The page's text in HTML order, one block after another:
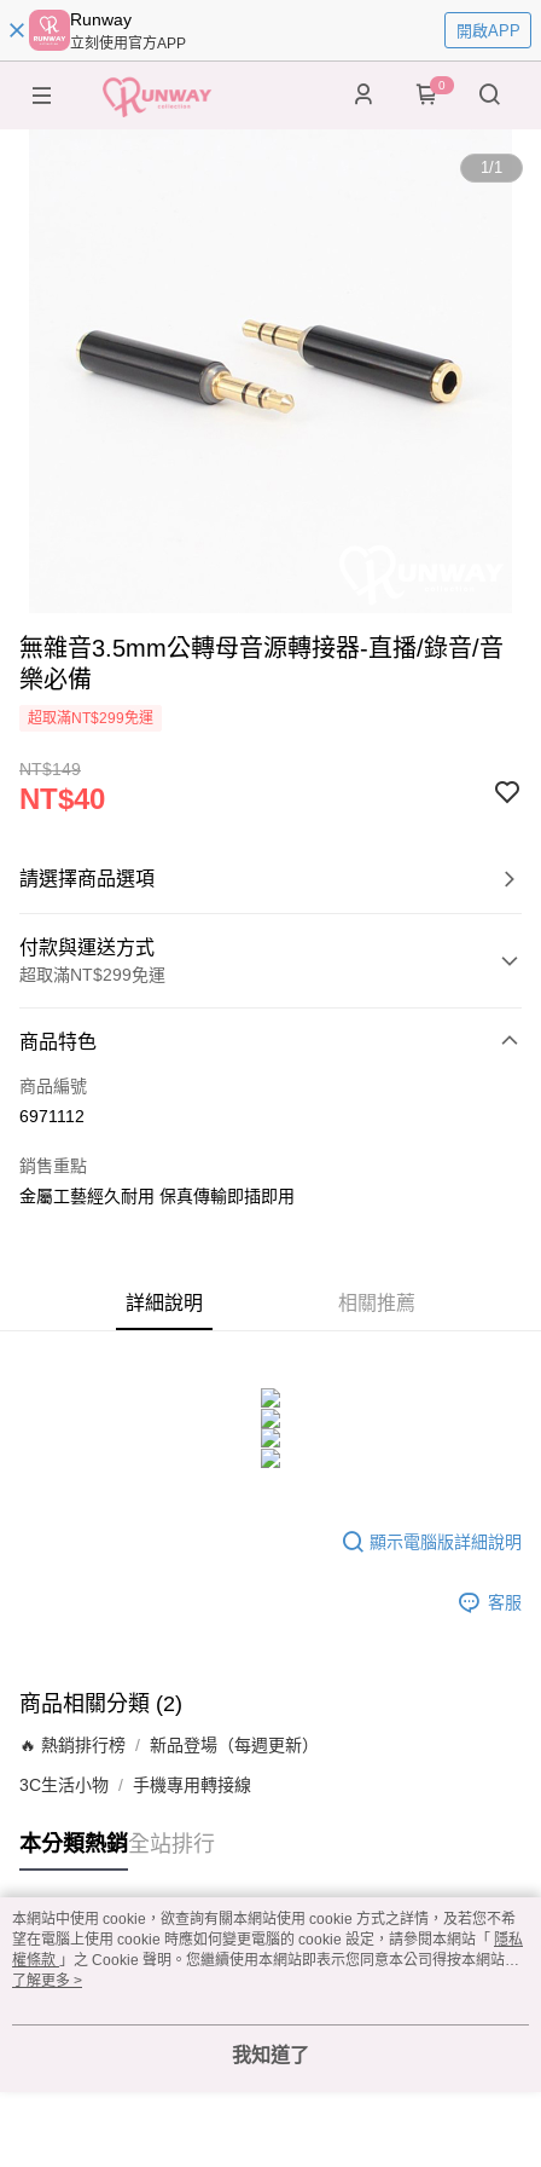
Runway
立刻使用官方APP
開啟APP
0
1/1
無雜音3.5mm公轉母音源轉接器-直播/錄音/音
樂必備
超取滿NT$299免運
NT$149
NT$40
請選擇商品選項
付款與運送方式
超取滿NT$299免運
信用卡一次付款
超商取貨付款
Apple Pay
每筆NT$60，滿NT$299(含以上)免運費
每筆NT$60，滿NT$299(含以上)免運費
宅配
商品特色
商品編號
6971112
銷售重點
金屬工藝經久耐用 保真傳輸即插即用
詳細說明 相關推薦
顯示電腦版詳細說明
客服
商品相關分類 (2)
🔥 熱銷排行榜 新品登場（每週更新）
3C生活小物 手機專用轉接線
本分類熱銷全站排行
熱門標籤
本網站中使用 cookie，欲查詢有關本網站使用 cookie 方式之詳情，及若您不希
望在電腦上使用 cookie 時應如何變更電腦的 cookie 設定，請參閱本網站「 隱私
權條款 」之 Cookie 聲明。您繼續使用本網站即表示您同意本公司得按本網站使
用條款之 Cookie 聲明使用 cookie。
了解更多 >
我知道了